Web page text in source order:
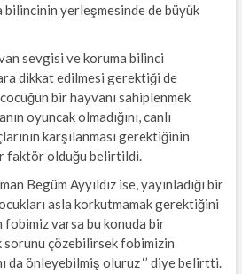
bilincinin yerleşmesinde de büyük
sevgisi ve koruma bilinci
dikkat edilmesi gerektiği de
bir hayvanı sahiplenmek
oyuncak olmadığını, canlı
karşılanması gerektiğinin
faktör olduğu belirtildi.
Begüm Ayyıldız ise, yayınladığı bir
asla korkutmamak gerektiğini
fobimiz varsa bu konuda bir
sorunu çözebilirsek fobimizin
da önleyebilmiş oluruz ‘’ diye belirtti.